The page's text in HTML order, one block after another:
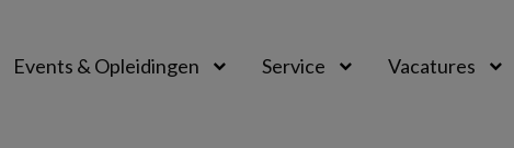
Events & Opleidingen Service Vacatures